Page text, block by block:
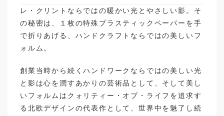
レ・クリントならではの暖かい光とやさしい影。そ
の秘密は、１枚の特殊プラスティックペーパーを手
で折りあげる、ハンドクラフトならではの美しいフ
ォルム。
創業当時から続くハンドワークならではの美しい光
と影は心を潤すあかりの芸術品として、そして美し
いフォルムはクォリティー・オブ・ライフを追求す
る北欧デザインの代表作として、世界中を魅了し続